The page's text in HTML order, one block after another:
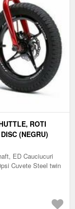
ROTI
(NEGRU)
ED Cauciucuri
Cuvete Steel twin